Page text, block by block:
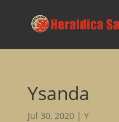
Ysanda
Jul 30, 2020| Y